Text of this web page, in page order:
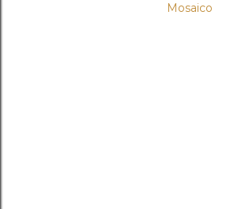
Mosaico